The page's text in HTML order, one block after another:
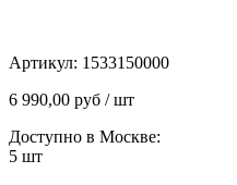
Артикул: 1533150000
6 990,00 руб / шт
Доступно в Москве:
5 шт